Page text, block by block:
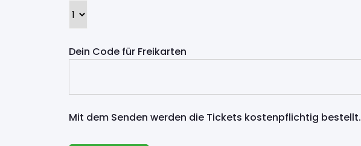
Dein Code für Freikarten
Mit dem Senden werden die Tickets kostenpflichtig bestellt.